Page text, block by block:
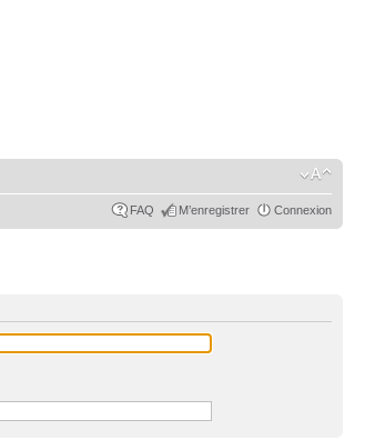
FAQ M’enregistrer Connexion